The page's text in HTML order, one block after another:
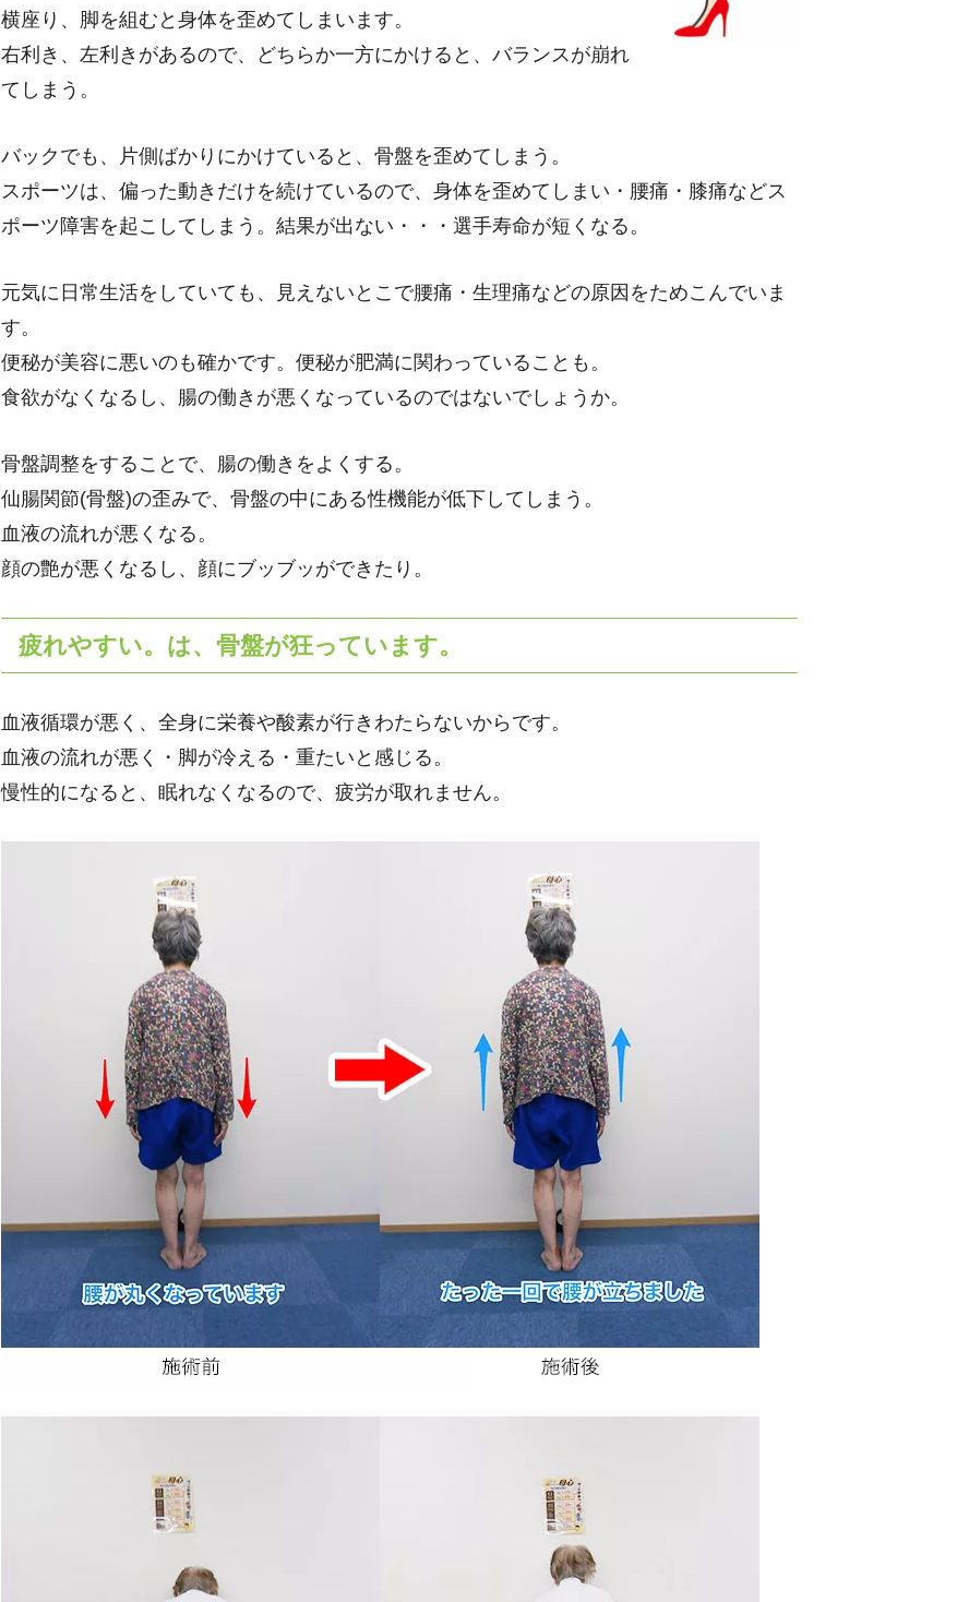
横座り、脚を組むと身体を歪めてしまいます。
右利き、左利きがあるので、どちらか一方にかけると、バランスが崩れ
てしまう。
バックでも、片側ばかりにかけていると、骨盤を歪めてしまう。
スポーツは、偏った動きだけを続けているので、身体を歪めてしまい・腰痛・膝痛などス
ポーツ障害を起こしてしまう。結果が出ない・・・選手寿命が短くなる。
元気に日常生活をしていても、見えないとこで腰痛・生理痛などの原因をためこんでいま
す。
便秘が美容に悪いのも確かです。便秘が肥満に関わっていることも。
食欲がなくなるし、腸の働きが悪くなっているのではないでしょうか。
骨盤調整をすることで、腸の働きをよくする。
仙腸関節(骨盤)の歪みで、骨盤の中にある性機能が低下してしまう。
血液の流れが悪くなる。
顔の艶が悪くなるし、顔にブッブッができたり。
疲れやすい。は、骨盤が狂っています。
血液循環が悪く、全身に栄養や酸素が行きわたらないからです。
血液の流れが悪く・脚が冷える・重たいと感じる。
慢性的になると、眠れなくなるので、疲労が取れません。